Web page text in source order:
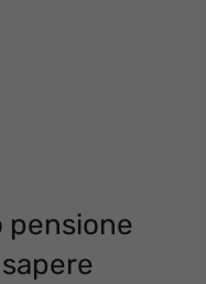
pensione